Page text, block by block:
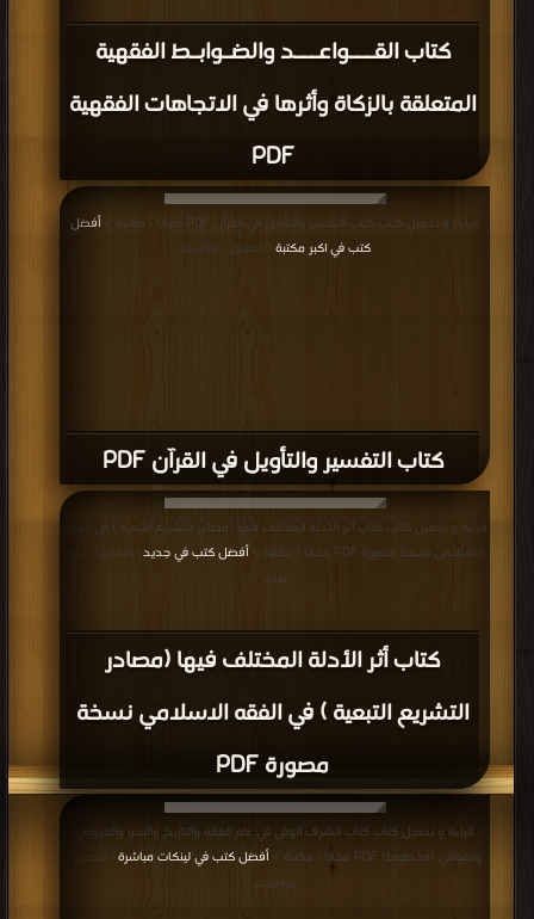
كتاب القـــواعـــد والضـوابـط الفقهية
المتعلقة بالزكاة وأثرها في الاتجاهات الفقهية
PDF
كتاب التفسير والتأويل في القرآن PDF
قراءة و تحميل كتاب كتاب التفسير والتأويل في القرآن PDF مجانا | مكتبة >
أفضل
كتب في اكبر مكتبة
| التحميل : مرة/مرات
كتاب أثر الأدلة المختلف فيها (مصادر
التشريع التبعية ) في الفقه الاسلامي نسخة
مصورة PDF
قراءة و تحميل كتاب كتاب أثر الأدلة المختلف فيها (مصادر التشريع التبعية ) في الفقه
الاسلامي نسخة مصورة PDF مجانا | مكتبة >
أفضل كتب في جديد | التحميل : مرة/
مرات
قراءة و تحميل كتاب كتاب الشرف الوفي في علم الفقه والتاريخ والنحو والعروض
والقوافي (مخطوط) PDF مجانا | مكتبة >
أفضل كتب في لينكات مباشرة
| التحميل :
مرة/مرات